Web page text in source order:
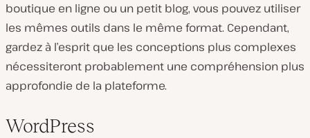
boutique en ligne ou un petit blog, vous pouvez utiliser
les mêmes outils dans le même format. Cependant,
gardez à l’esprit que les conceptions plus complexes
nécessiteront probablement une compréhension plus
approfondie de la plateforme.
WordPress